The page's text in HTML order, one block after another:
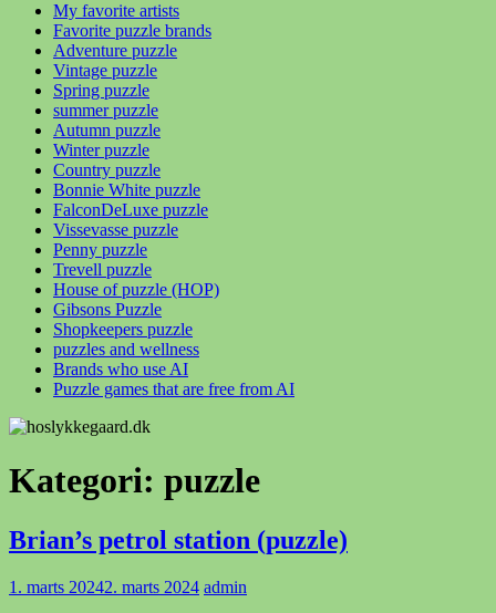
My favorite artists
Favorite puzzle brands
Adventure puzzle
Vintage puzzle
Spring puzzle
summer puzzle
Autumn puzzle
Winter puzzle
Country puzzle
Bonnie White puzzle
FalconDeLuxe puzzle
Vissevasse puzzle
Penny puzzle
Trevell puzzle
House of puzzle (HOP)
Gibsons Puzzle
Shopkeepers puzzle
puzzles and wellness
Brands who use AI
Puzzle games that are free from AI
Kategori: puzzle
Brian’s petrol station (puzzle)
1. marts 20242. marts 2024 admin